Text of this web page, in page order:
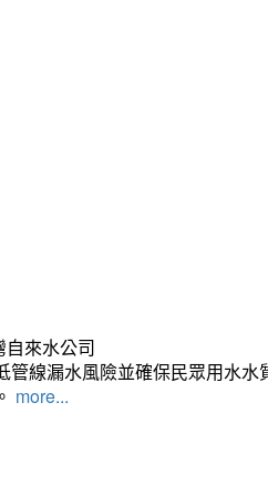
來水公司
管線漏水風險並確保民眾用水
more...